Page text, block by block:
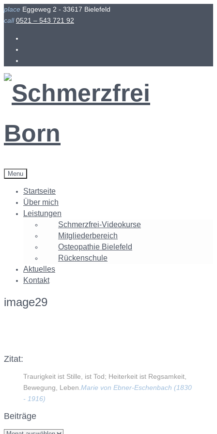
Skip
to
place Eggeweg 2 - 33617 Bielefeld
call 0521 – 543 721 92
Menu
Startseite
Über mich
Leistungen
Schmerzfrei-Videokurse
Mitgliederbereich
Osteopathie Bielefeld
Rückenschule
Aktuelles
Kontakt
image29
Zitat:
Traurigkeit ist Stille, ist Tod; Heiterkeit ist Regsamkeit,
Bewegung, Leben. Marie von Ebner-Eschenbach (1830
- 1916)
Beiträge